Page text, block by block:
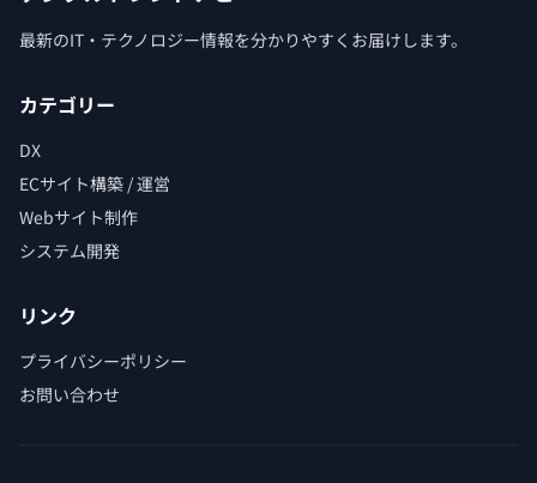
最新のIT・テクノロジー情報を分かりやすくお届けします。
カテゴリー
DX
ECサイト構築 / 運営
Webサイト制作
システム開発
リンク
プライバシーポリシー
お問い合わせ